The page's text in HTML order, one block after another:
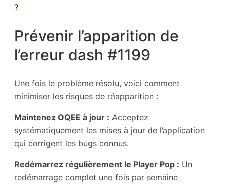
?
Prévenir l’apparition de
l’erreur dash #1199
Une fois le problème résolu, voici comment
minimiser les risques de réapparition :
Maintenez OQEE à jour : Acceptez
systématiquement les mises à jour de l’application
qui corrigent les bugs connus.
Redémarrez régulièrement le Player Pop : Un
redémarrage complet une fois par semaine